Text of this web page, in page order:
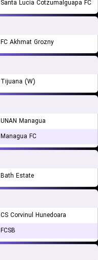
Santa Lucia Cotzumalguapa FC
FC Akhmat Grozny
Tijuana (W)
UNAN Managua
Managua FC
Bath Estate
CS Corvinul Hunedoara
FCSB